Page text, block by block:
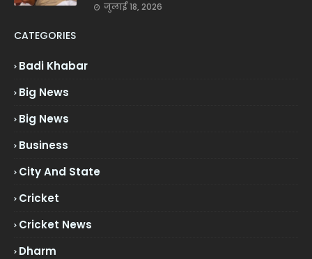
जुलाई 18, 2026
CATEGORIES
Badi Khabar
Big News
Big News
Business
City And State
Cricket
Cricket News
Dharm